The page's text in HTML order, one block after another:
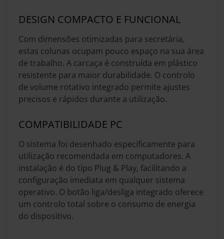
DESIGN COMPACTO E FUNCIONAL
Com dimensões otimizadas para secretária,
estas colunas ocupam pouco espaço na sua área
de trabalho. A carcaça é construída em plástico
resistente para maior durabilidade. O controlo
de volume rotativo integrado permite ajustes
precisos e rápidos durante a utilização.
COMPATIBILIDADE PC
O sistema foi desenhado especificamente para
utilização recomendada em computadores. A
instalação é do tipo Plug & Play, facilitando a
configuração imediata em qualquer sistema
operativo. O botão liga/desliga integrado oferece
um controlo total sobre o consumo de energia
do dispositivo.